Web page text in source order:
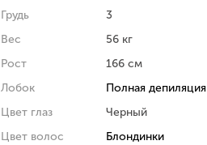
Грудь
3
Вес
56 кг
Рост
166 см
Лобок
Полная депиляция
Цвет глаз
Черный
Цвет волос
Блондинки